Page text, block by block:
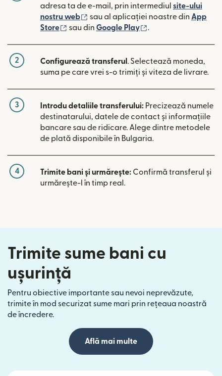
adresa ta de e-mail, prin intermediul site-ului
nostru web
(se deschide într-o fereastră nouă)
sau al aplicației noastre din App
Store
(se deschide într-o fereastră nouă)
sau din Google Play (se deschide într-o
.
2 Configurează transferul . Selectează moneda,
suma pe care vrei s-o trimiți și viteza de livrare.
3 Introdu detaliile transferului: Precizează numele
destinatarului, datele de contact și informațiile
bancare sau de ridicare. Alege dintre metodele
de plată disponibile în Bulgaria.
4 Trimite bani și urmărește: Confirmă transferul și
urmărește-l în timp real.
Trimite sume bani cu
ușurință
Pentru obiective importante sau nevoi neprevăzute,
trimite în mod securizat sume mari prin rețeaua noastră
de încredere.
Află mai multe